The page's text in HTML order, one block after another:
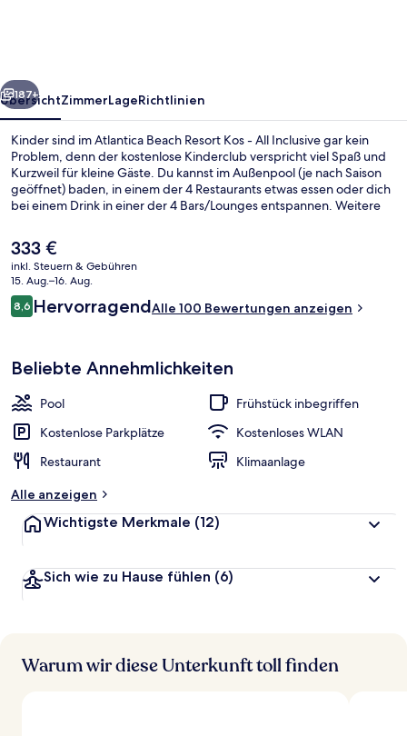
Inclusive
Weiter
187+
ÜbersichtZimmerLageRichtlinien
Kinder sind im Atlantica Beach Resort Kos - All Inclusive gar kein
Problem, denn der kostenlose Kinderclub verspricht viel Spaß und
Kurzweil für kleine Gäste. Du kannst im Außenpool (je nach Saison
geöffnet) baden, in einem der 4 Restaurants etwas essen oder dich
bei einem Drink in einer der 4 Bars/Lounges entspannen. Weitere
sprechen für diese Unterkunft im luxuriösen Stil.
Der
aktuelle
Preis
beträgt
333 €.
333 €
inkl. Steuern & Gebühren
15. Aug.–16. Aug.
Bewertungen
8,68,6 von 10.
HervorragendAlle 100 Bewertungen anzeigen
Beliebte Annehmlichkeiten
Pool
Frühstück inbegriffen
Kostenlose Parkplätze
Kostenloses WLAN
Restaurant
Klimaanlage
Alle anzeigen
Wichtigste Merkmale (12)
Sich wie zu Hause fühlen (6)
Warum wir diese Unterkunft toll finden